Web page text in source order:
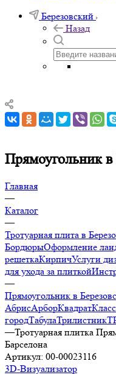
Березовский
Назад
Прямоугольник в
Главная
—
Каталог
—
Тротуарная плита в
БордюрыОформление
решеткаКирпичУслуги
для ухода за плиткой
—
Прямоугольник в
АбрисАрборКвадрат
городТабулаТрилистник
—Тротуарная плитка
Барселона
Артикул: 00-00023116
3D-Визуализатор